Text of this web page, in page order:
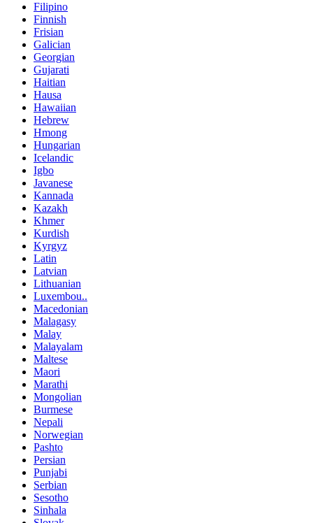
Filipino
Finnish
Frisian
Galician
Georgian
Gujarati
Haitian
Hausa
Hawaiian
Hebrew
Hmong
Hungarian
Icelandic
Igbo
Javanese
Kannada
Kazakh
Khmer
Kurdish
Kyrgyz
Latin
Latvian
Lithuanian
Luxembou..
Macedonian
Malagasy
Malay
Malayalam
Maltese
Maori
Marathi
Mongolian
Burmese
Nepali
Norwegian
Pashto
Persian
Punjabi
Serbian
Sesotho
Sinhala